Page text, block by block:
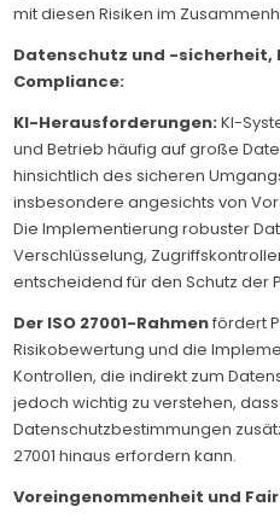
mit diesen Risiken im
Datenschutz und -sicherheit,
Compliance:
KI-Herausforderungen:KI-
und Betrieb häufig auf große
hinsichtlich des sicheren
insbesondere angesichts von
Die Implementierung robuster
Verschlüsselung,
entscheidend für den Schutz der
Der ISO 27001-Rahmenfördert
Risikobewertung und die
Kontrollen, die indirekt zum
jedoch wichtig zu verstehen,
Datenschutzbestimmungen
27001 hinaus erfordern kann.
Voreingenommenheit und